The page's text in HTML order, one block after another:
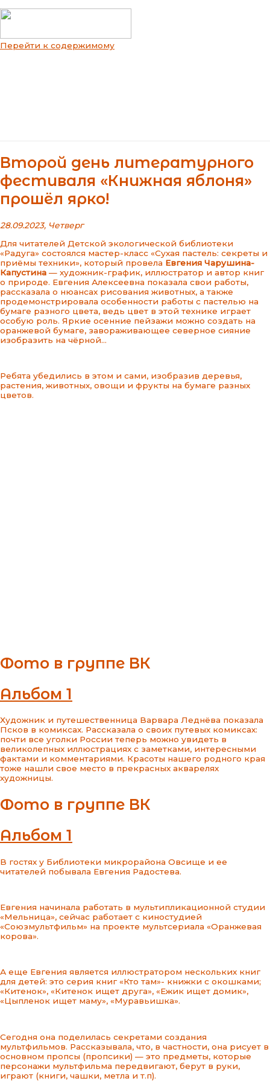
Перейти к содержимому
Второй день литературного
фестиваля «Книжная яблоня»
прошёл ярко!
28.09.2023, Четверг
Для читателей Детской экологической библиотеки
«Радуга» состоялся мастер-класс «Сухая пастель: секреты и
приёмы техники», который провела Евгения Чарушина-
Капустина — художник-график, иллюстратор и автор книг
о природе. Евгения Алексеевна показала свои работы,
рассказала о нюансах рисования животных, а также
продемонстрировала особенности работы с пастелью на
бумаге разного цвета, ведь цвет в этой технике играет
особую роль. Яркие осенние пейзажи можно создать на
оранжевой бумаге, завораживающее северное сияние
изобразить на чёрной…
Ребята убедились в этом и сами, изобразив деревья,
растения, животных, овощи и фрукты на бумаге разных
цветов.
Фото в группе ВК
Альбом 1
Художник и путешественница Варвара Леднёва показала
Псков в комиксах. Рассказала о своих путевых комиксах:
почти все уголки России теперь можно увидеть в
великолепных иллюстрациях с заметками, интересными
фактами и комментариями. Красоты нашего родного края
тоже нашли свое место в прекрасных акварелях
художницы.
Фото в группе ВК
Альбом 1
В гостях у Библиотеки микрорайона Овсище и ее
читателей побывала Евгения Радостева.
Евгения начинала работать в мультипликационной студии
«Мельница», сейчас работает с киностудией
«Союзмультфильм» на проекте мультсериала «Оранжевая
корова».
А еще Евгения является иллюстратором нескольких книг
для детей: это серия книг «Кто там»- книжки с окошками;
«Китенок», «Китенок ищет друга», «Ежик ищет домик»,
«Цыпленок ищет маму», «Муравьишка».
Сегодня она поделилась секретами создания
мультфильмов. Рассказывала, что, в частности, она рисует в
основном пропсы (пропсики) — это предметы, которые
персонажи мультфильма передвигают, берут в руки,
играют (книги, чашки, метла и т.п).